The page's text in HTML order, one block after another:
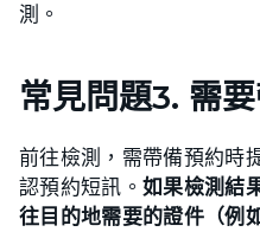
測。
常見問題3. 需
前往檢測，需帶備預約時
認預約短訊。如果檢測結
往目的地需要的證件（例